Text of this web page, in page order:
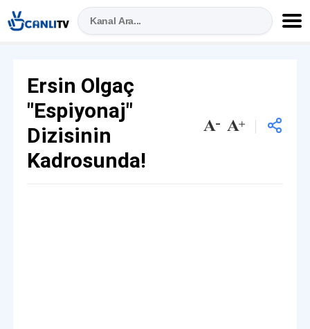
Ersin Olgaç
"Espiyonaj"
Dizisinin
Kadrosunda!